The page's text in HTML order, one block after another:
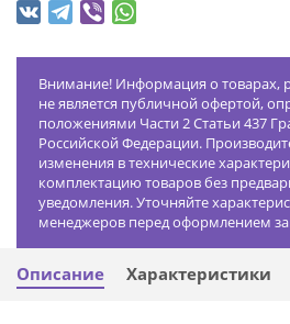
Внимание! Информация о товарах,
не является публичной офертой,
положениями Части 2 Статьи 437
Российской Федерации.
изменения в технические
комплектацию товаров без
уведомления. Уточняйте
менеджеров перед оформлением
Описание Характеристики